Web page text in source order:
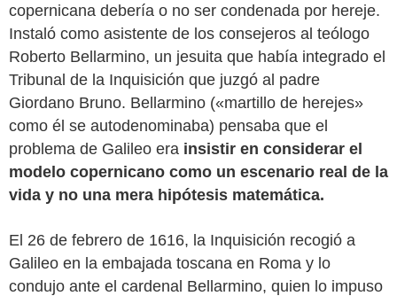
copernicana debería o no ser condenada por hereje.
Instaló como asistente de los consejeros al teólogo
Roberto Bellarmino, un jesuita que había integrado el
Tribunal de la Inquisición que juzgó al padre
Giordano Bruno. Bellarmino («martillo de herejes»
como él se autodenominaba) pensaba que el
problema de Galileo era insistir en considerar el
modelo copernicano como un escenario real de la
vida y no una mera hipótesis matemática.
El 26 de febrero de 1616, la Inquisición recogió a
Galileo en la embajada toscana en Roma y lo
condujo ante el cardenal Bellarmino, quien lo impuso